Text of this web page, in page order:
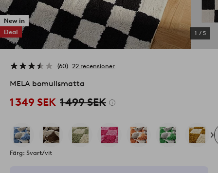
New in
Deal
1 / 5
60 22 recensioner
MELA bomullsmatta
1 349 SEK 1 499 SEK
Färg: Svart/vit